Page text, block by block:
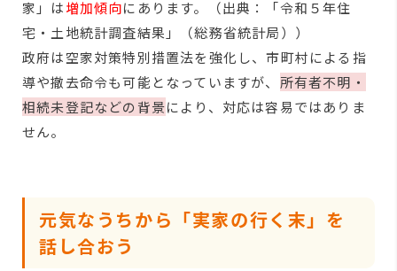
家」は増加傾向にあります。（出典：「令和５年住
宅・土地統計調査結果」（総務省統計局））
政府は空家対策特別措置法を強化し、市町村による指
導や撤去命令も可能となっていますが、 所有者不明・
相続未登記などの背景により、対応は容易ではありま
せん。
元気なうちから「実家の行く末」を
話し合おう